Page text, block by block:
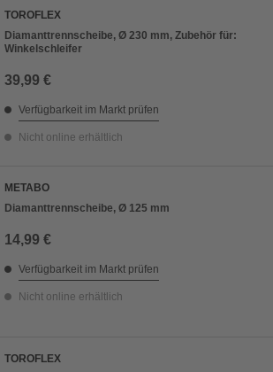
TOROFLEX
Diamanttrennscheibe, Ø 230 mm, Zubehör für:
Winkelschleifer
39,99 €
Verfügbarkeit im Markt prüfen
Nicht online erhältlich
METABO
Diamanttrennscheibe, Ø 125 mm
14,99 €
Verfügbarkeit im Markt prüfen
Nicht online erhältlich
TOROFLEX